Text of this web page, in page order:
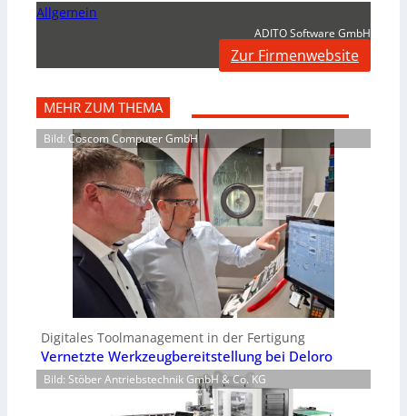
Allgemein
ADITO Software GmbH
Zur Firmenwebsite
MEHR ZUM THEMA
Bild: Coscom Computer GmbH
Digitales Toolmanagement in der Fertigung
Vernetzte Werkzeugbereitstellung bei Deloro
Bild: Stöber Antriebstechnik GmbH & Co. KG